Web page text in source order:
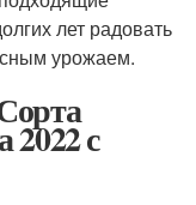
лет радовать
урожаем.
2022 с